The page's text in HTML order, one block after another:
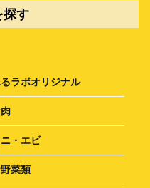
探す
ラボオリジナル
・エビ
菜類